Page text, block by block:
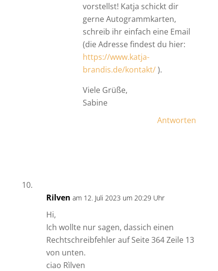
vorstellst! Katja schickt dir
gerne Autogrammkarten,
schreib ihr einfach eine Email
(die Adresse findest du hier:
https://www.katja-
brandis.de/kontakt/).
Viele Grüße,
Sabine
Antworten
Rilven am 12. Juli 2023 um 20:29 Uhr
Hi,
Ich wollte nur sagen, dassich einen
Rechtschreibfehler auf Seite 364 Zeile 13
von unten.
ciao Rìlven